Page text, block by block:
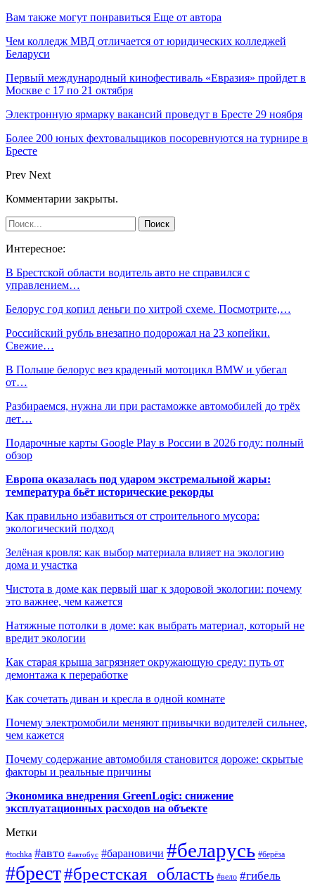
Вам также могут понравиться Еще от автора
Чем колледж МВД отличается от юридических колледжей
Беларуси
Первый международный кинофестиваль «Евразия» пройдет в
Москве с 17 по 21 октября
Электронную ярмарку вакансий проведут в Бресте 29 ноября
Более 200 юных фехтовальщиков посоревнуются на турнире в
Бресте
Prev Next
Комментарии закрыты.
Интересное:
В Брестской области водитель авто не справился с
управлением…
Белорус год копил деньги по хитрой схеме. Посмотрите,…
Российский рубль внезапно подорожал на 23 копейки.
Свежие…
В Польше белорус вез краденый мотоцикл BMW и убегал
от…
Разбираемся, нужна ли при растаможке автомобилей до трёх
лет…
Подарочные карты Google Play в России в 2026 году: полный
обзор
Европа оказалась под ударом экстремальной жары:
температура бьёт исторические рекорды
Как правильно избавиться от строительного мусора:
экологический подход
Зелёная кровля: как выбор материала влияет на экологию
дома и участка
Чистота в доме как первый шаг к здоровой экологии: почему
это важнее, чем кажется
Натяжные потолки в доме: как выбрать материал, который не
вредит экологии
Как старая крыша загрязняет окружающую среду: путь от
демонтажа к переработке
Как сочетать диван и кресла в одной комнате
Почему электромобили меняют привычки водителей сильнее,
чем кажется
Почему содержание автомобиля становится дороже: скрытые
факторы и реальные причины
Экономика внедрения GreenLogic: снижение
эксплуатационных расходов на объекте
Метки
#tochka #авто #автобус #барановичи #беларусь #берёза
#брест#брестская_область #вело #гибель